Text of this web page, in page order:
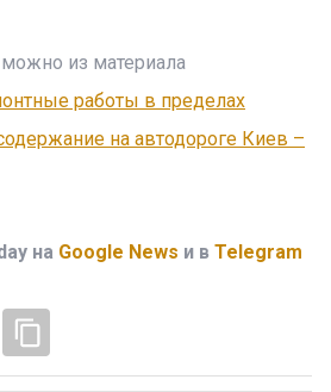
из материала
работы в пределах
на автодороге Киев –
на Google News и в Telegram